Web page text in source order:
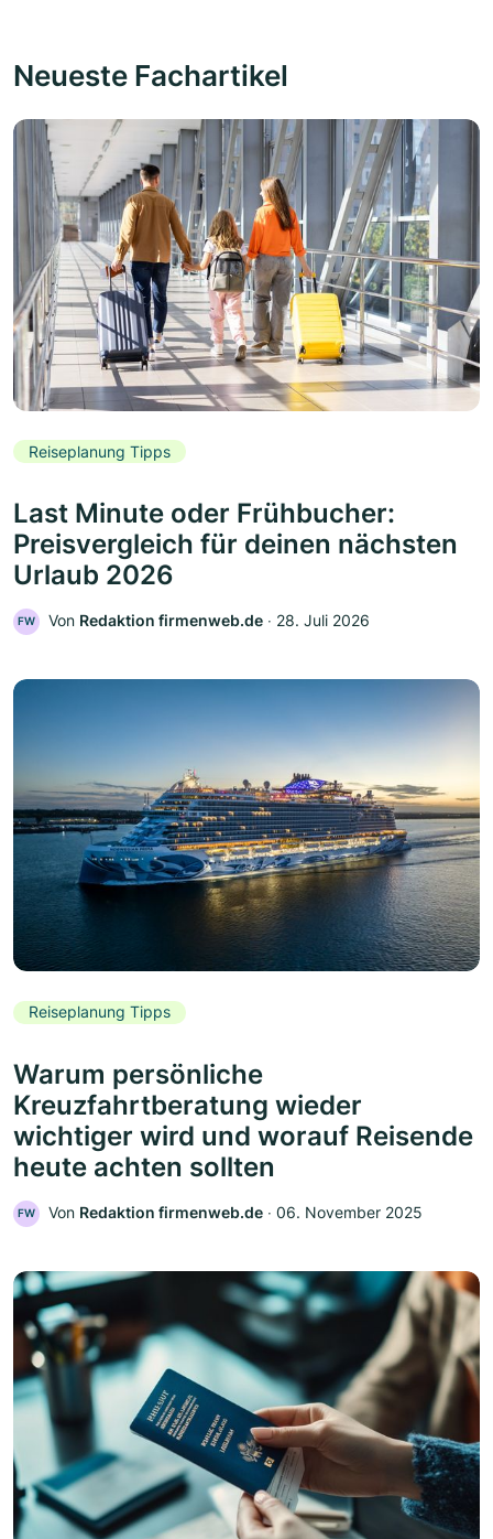
Neueste Fachartikel
Reiseplanung Tipps
Last Minute oder Frühbucher:
Preisvergleich für deinen nächsten
Urlaub 2026
FW Von Redaktion firmenweb.de ‧ 28. Juli 2026
Reiseplanung Tipps
Warum persönliche
Kreuzfahrtberatung wieder
wichtiger wird und worauf Reisende
heute achten sollten
FW Von Redaktion firmenweb.de ‧ 06. November 2025